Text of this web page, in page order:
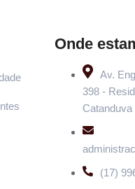
Onde
Av.
398 -
Catanduva
(17)